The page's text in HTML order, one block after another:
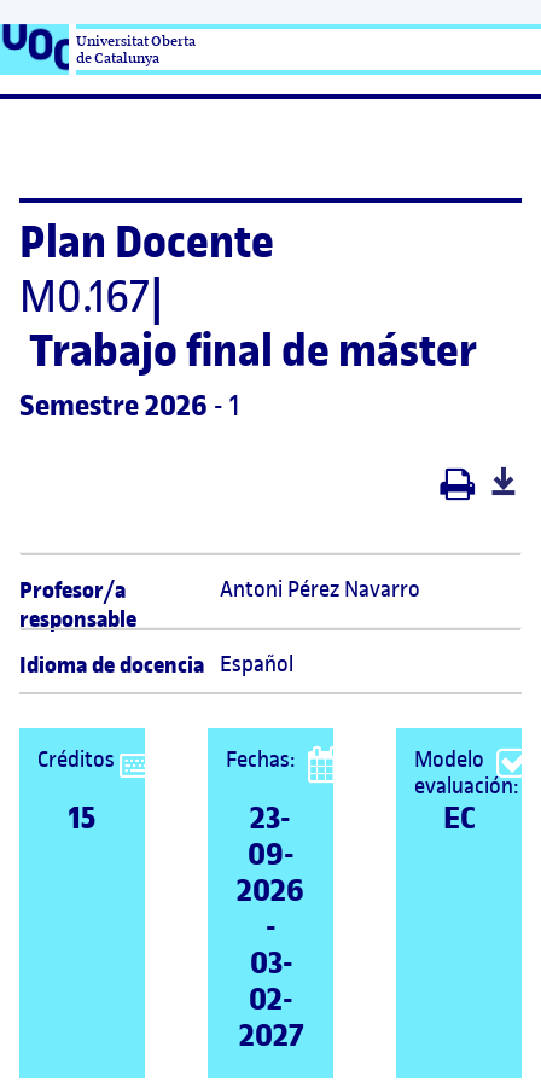
Universitat Oberta
de Catalunya
Plan Docente
M0.167
Trabajo final de máster
Semestre 2026 - 1
Profesor/a
responsable
Antoni Pérez Navarro
Idioma de docencia Español
Créditos
15
Fechas:
23-
09-
2026
-
03-
02-
2027
Modelo
evaluación:
EC